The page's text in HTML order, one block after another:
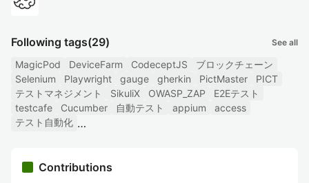
Following tags(29) See all
MagicPod DeviceFarm CodeceptJS
ブロックチェーン
Selenium
Playwright gauge gherkin PictMaster
PICT
テストマネジメント
SikuliX OWASP_ZAP
E2Eテスト
testcafe
Cucumber 自動テスト appium
access
テスト自動化
Contributions